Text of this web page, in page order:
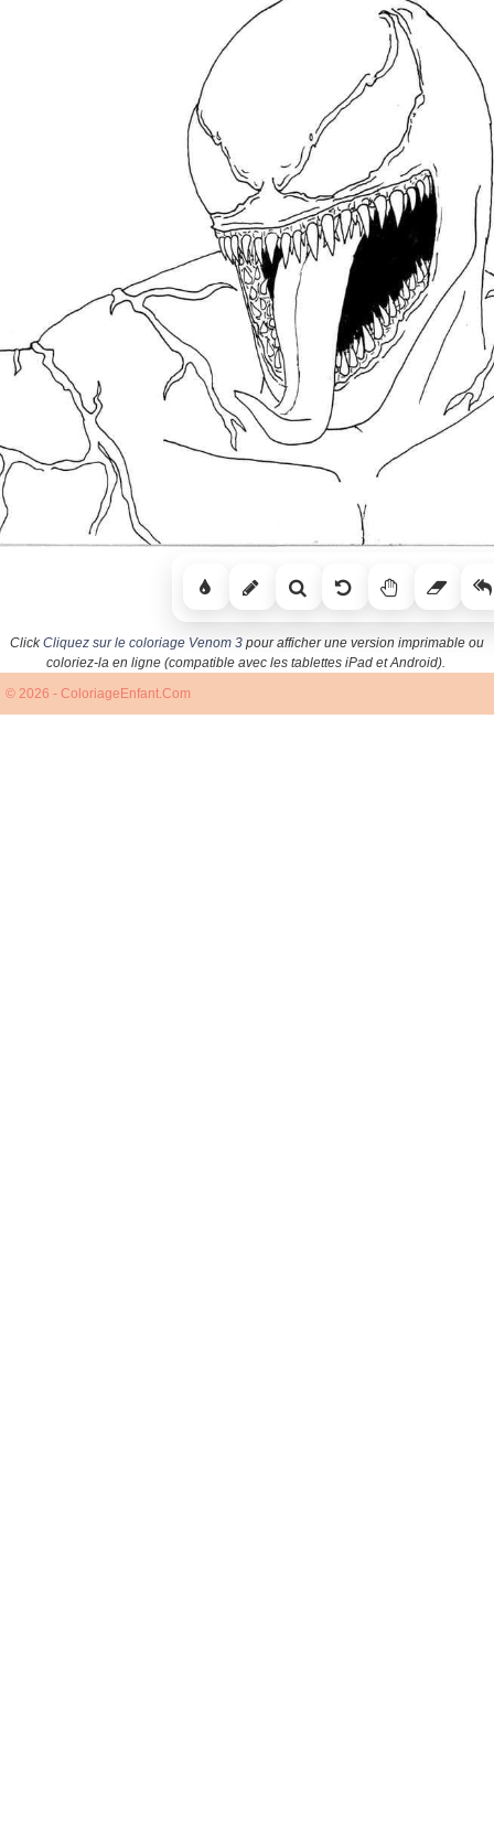
ClickCliquez sur le coloriage Venom 3 pour afficher une version imprimable ou
coloriez-la en ligne (compatible avec les tablettes iPad et Android).
© 2026 - ColoriageEnfant.Com